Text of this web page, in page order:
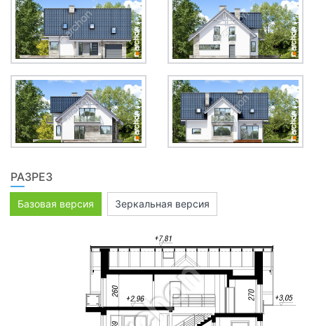
РАЗРЕЗ
Базовая версия Зеркальная версия